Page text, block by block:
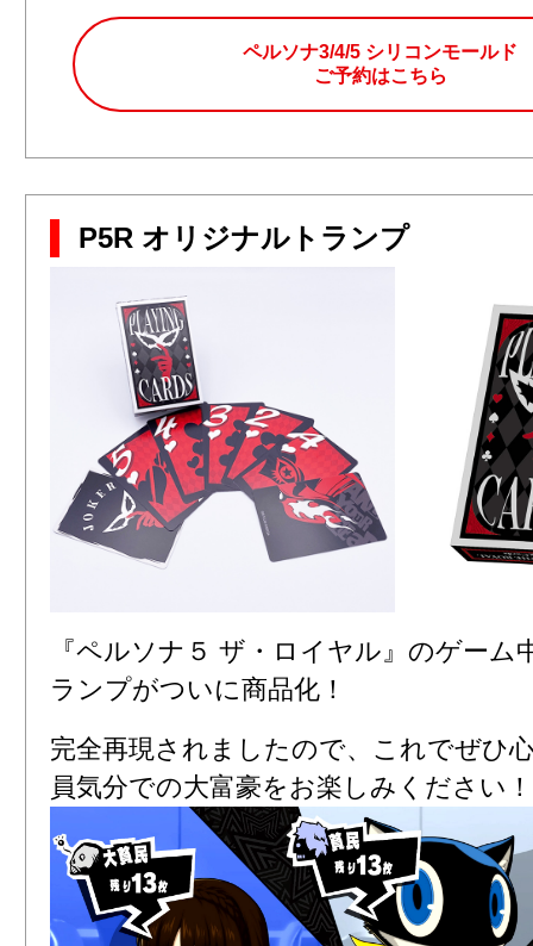
ペルソナ3/4/5 シリコンモールド
ご予約はこちら
P5R オリジナルトランプ
『ペルソナ５ ザ・ロイヤル』のゲーム
ランプがついに商品化！
完全再現されましたので、これでぜひ
員気分での大富豪をお楽しみください！